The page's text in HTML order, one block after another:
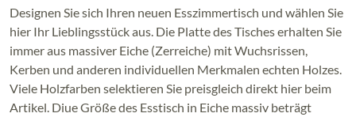
Designen Sie sich Ihren neuen Esszimmertisch und wählen Sie
hier Ihr Lieblingsstück aus. Die Platte des Tisches erhalten Sie
immer aus massiver Eiche (Zerreiche) mit Wuchsrissen,
Kerben und anderen individuellen Merkmalen echten Holzes.
Viele Holzfarben selektieren Sie preisgleich direkt hier beim
Artikel. Diue Größe des Esstisch in Eiche massiv beträgt